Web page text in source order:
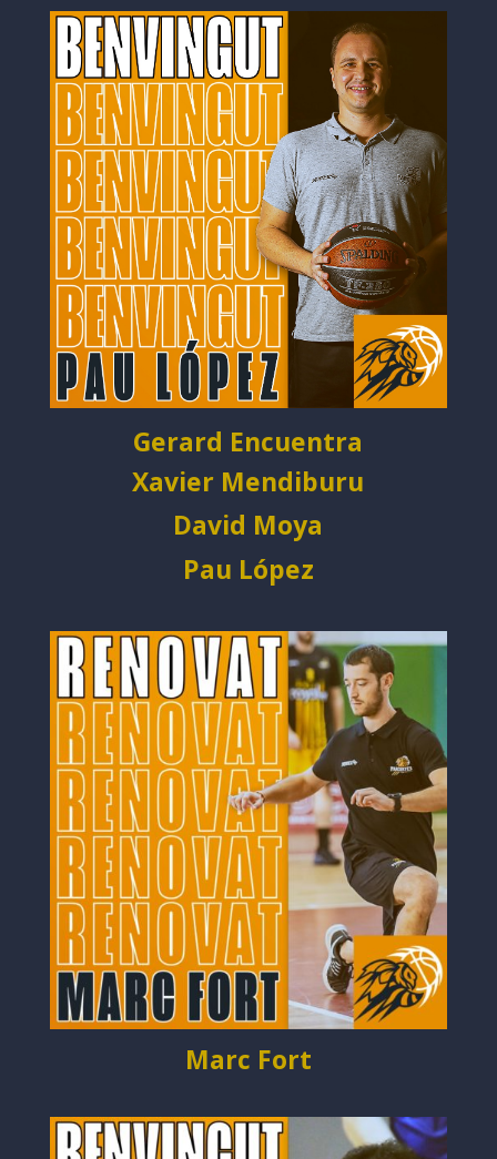
Gerard Encuentra
Xavier Mendiburu
David Moya
Pau López
Marc Fort